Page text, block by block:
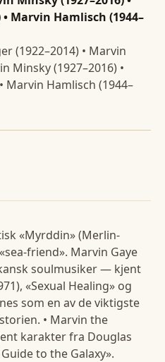
Marvin Hamlisch (1944–
(1922–2014) • Marvin
Minsky (1927–2016) •
Marvin Hamlisch (1944–
«Myrddin» (Merlin-
friend». Marvin Gaye
soulmusiker — kjent
«Sexual Healing» og
som en av de viktigste
• Marvin the
karakter fra Douglas
to the Galaxy».